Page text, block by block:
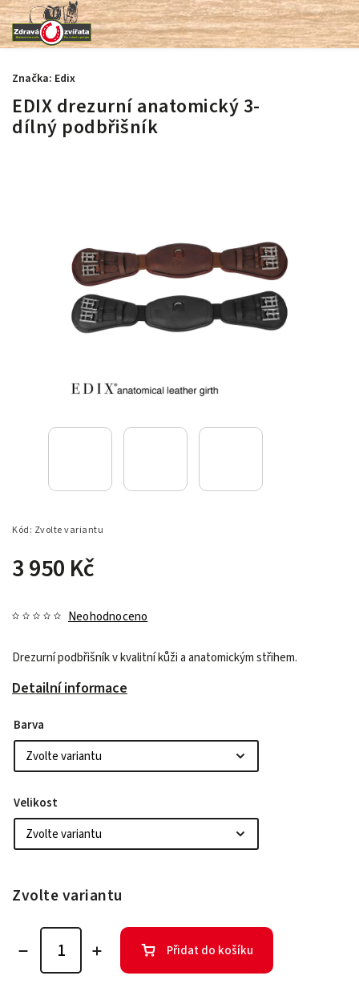
EDIX drezurní anatomický 3-
dílný podbřišník
Kód: Zvolte variantu
3 950 Kč
Neohodnoceno
Drezurní podbřišník v kvalitní kůži a anatomickým střihem.
Detailní informace
Značka: Edix
Barva
Velikost
Zvolte variantu
Přidat do košíku